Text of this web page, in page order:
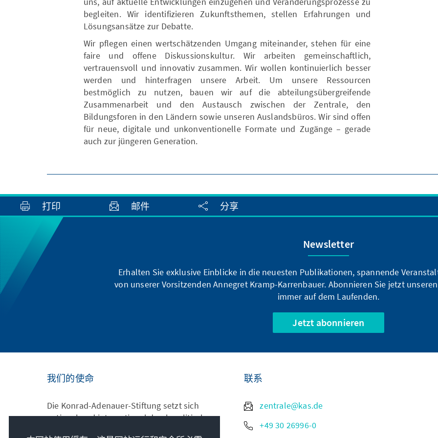
begleiten. Wir identifizieren Zukunftsthemen, stellen Erfahrungen und
Lösungsansätze zur Debatte.
Wir pflegen einen wertschätzenden Umgang miteinander, stehen für eine
faire und offene Diskussionskultur. Wir arbeiten gemeinschaftlich,
vertrauensvoll und innovativ zusammen. Wir wollen kontinuierlich besser
werden und hinterfragen unsere Arbeit. Um unsere Ressourcen
bestmöglich zu nutzen, bauen wir auf die abteilungsübergreifende
Zusammenarbeit und den Austausch zwischen der Zentrale, den
Bildungsforen in den Ländern sowie unseren Auslandsbüros. Wir sind offen
für neue, digitale und unkonventionelle Formate und Zugänge – gerade
auch zur jüngeren Generation.
打印 邮件 分享
Newsletter
Erhalten Sie exklusive Einblicke in die neuesten Publikationen, spannende
von unserer Vorsitzenden Annegret Kramp-Karrenbauer. Abonnieren Sie jetzt
immer auf dem Laufenden.
Jetzt abonnieren
我们的使命
Die Konrad-Adenauer-Stiftung setzt sich
national und international durch politische
联系
zentrale@kas.de
+49 30 26996-0